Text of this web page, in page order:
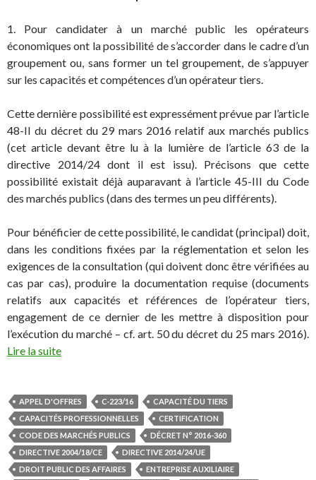
1. Pour candidater à un marché public les opérateurs
économiques ont la possibilité de s’accorder dans le cadre d’un
groupement ou, sans former un tel groupement, de s’appuyer
sur les capacités et compétences d’un opérateur tiers.
Cette dernière possibilité est expressément prévue par l’article
48-II du décret du 29 mars 2016 relatif aux marchés publics
(cet article devant être lu à la lumière de l’article 63 de la
directive 2014/24 dont il est issu). Précisons que cette
possibilité existait déjà auparavant à l’article 45-III du Code
des marchés publics (dans des termes un peu différents).
Pour bénéficier de cette possibilité, le candidat (principal) doit,
dans les conditions fixées par la réglementation et selon les
exigences de la consultation (qui doivent donc être vérifiées au
cas par cas), produire la documentation requise (documents
relatifs aux capacités et références de l’opérateur tiers,
engagement de ce dernier de les mettre à disposition pour
l’exécution du marché – cf. art. 50 du décret du 25 mars 2016).
Lire la suite
APPEL D'OFFRES C-223/16
CAPACITÉ DU TIERS
CAPACITÉS PROFESSIONNELLES
CERTIFICATION
CODE DES MARCHÉS PUBLICS
DÉCRET N° 2016-360
DIRECTIVE 2004/18/CE
DIRECTIVE 2014/24/UE
DROIT PUBLIC DES AFFAIRES
ENTREPRISE AUXILIAIRE